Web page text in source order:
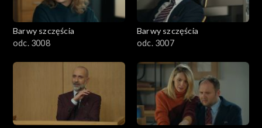
Barwy szczęścia
odc. 3008
Barwy szczęścia
odc. 3007